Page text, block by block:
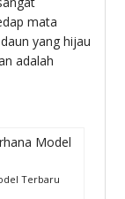
mata
yang hijau
adalah
Terbaru